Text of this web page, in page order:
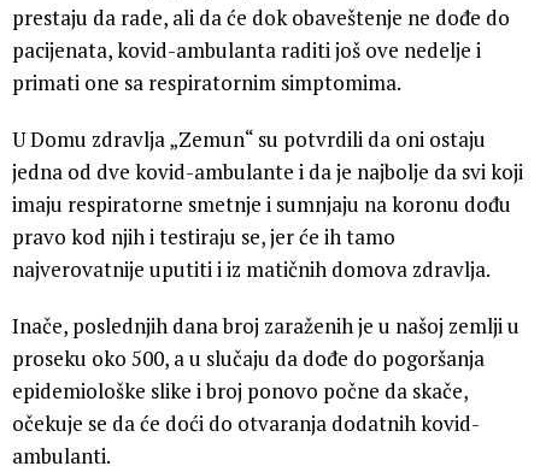
prestaju da rade, ali da će dok obaveštenje ne dođe do
pacijenata, kovid-ambulanta raditi još ove nedelje i
primati one sa respiratornim simptomima.
U Domu zdravlja „Zemun“ su potvrdili da oni ostaju
jedna od dve kovid-ambulante i da je najbolje da svi koji
imaju respiratorne smetnje i sumnjaju na koronu dođu
pravo kod njih i testiraju se, jer će ih tamo
najverovatnije uputiti i iz matičnih domova zdravlja.
Inače, poslednjih dana broj zaraženih je u našoj zemlji u
proseku oko 500, a u slučaju da dođe do pogoršanja
epidemiološke slike i broj ponovo počne da skače,
očekuje se da će doći do otvaranja dodatnih kovid-
ambulanti.